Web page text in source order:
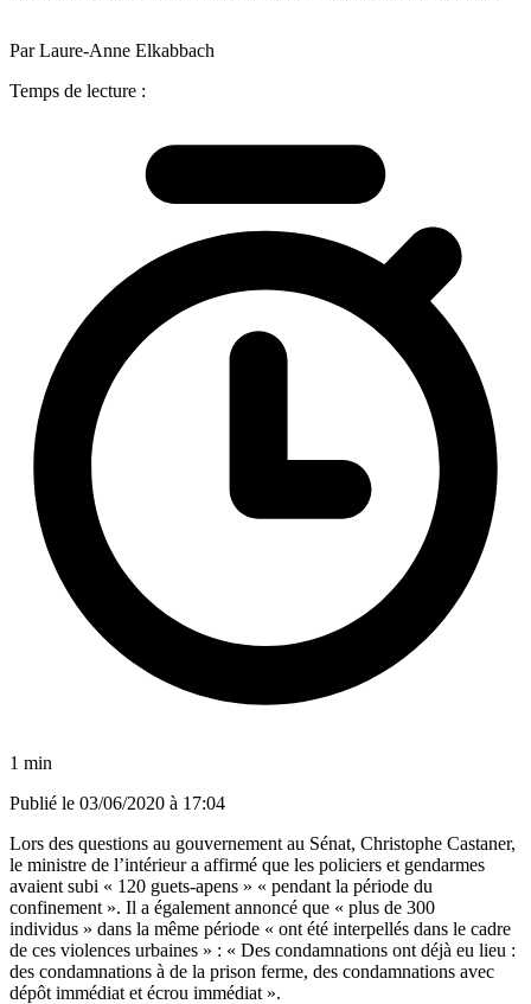
Par Laure-Anne Elkabbach
Temps de lecture :
1 min
Publié le 03/06/2020 à 17:04
Lors des questions au gouvernement au Sénat, Christophe Castaner,
le ministre de l’intérieur a affirmé que les policiers et gendarmes
avaient subi « 120 guets-apens » « pendant la période du
confinement ». Il a également annoncé que « plus de 300
individus » dans la même période « ont été interpellés dans le cadre
de ces violences urbaines » : « Des condamnations ont déjà eu lieu :
des condamnations à de la prison ferme, des condamnations avec
dépôt immédiat et écrou immédiat ».